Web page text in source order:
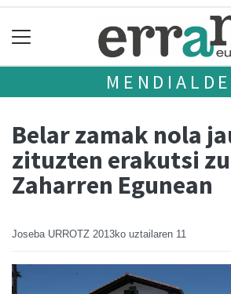
Belar zamak nola
zituzten erakutsi
Zaharren Egunean
Joseba URROTZ 2013ko uztailaren 11